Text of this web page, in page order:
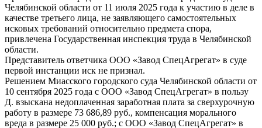
Челябинской области от 11 июля 2025 года к участию в деле в
качестве третьего лица, не заявляющего самостоятельных
исковых требований относительно предмета спора,
привлечена Государственная инспекция труда в Челябинской
области.
Представитель ответчика ООО «Завод СпецАгрегат» в суде
первой инстанции иск не признал.
Решением Миасского городского суда Челябинской области от
10 сентября 2025 года с ООО «Завод СпецАгрегат» в пользу
Д. взыскана недоплаченная заработная плата за сверхурочную
работу в размере 73 686,89 руб., компенсация морального
вреда в размере 25 000 руб.; с ООО «Завод СпецАгрегат» в